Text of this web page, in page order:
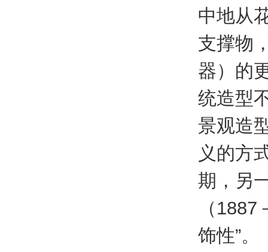
中地从
支撑物
器）的
统造型
景观造
义的方
期，另
（
饰性”